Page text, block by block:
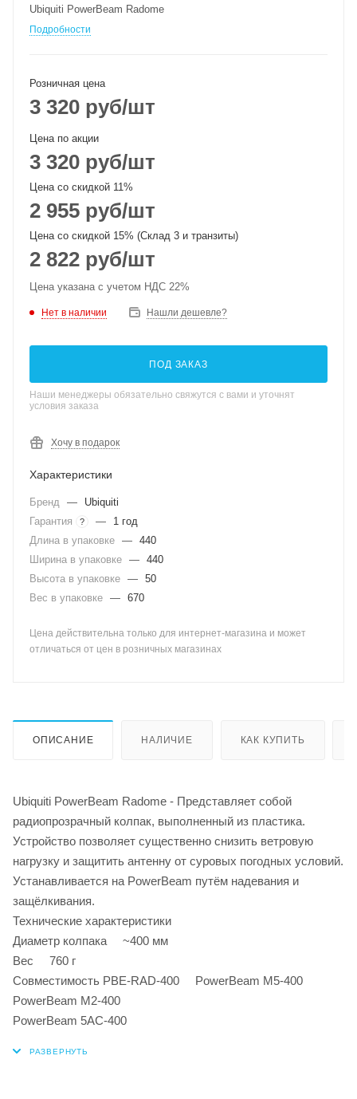
Ubiquiti PowerBeam Radome
Подробности
Розничная цена
3 320 руб/шт
Цена по акции
3 320 руб/шт
Цена со скидкой 11%
2 955 руб/шт
Цена со скидкой 15% (Склад 3 и транзиты)
2 822 руб/шт
Цена указана с учетом НДС 22%
Нет в наличии Нашли дешевле?
ПОД ЗАКАЗ
Наши менеджеры обязательно свяжутся с вами и уточнят
условия заказа
Хочу в подарок
Характеристики
Бренд —
Ubiquiti
Гарантия
? —
1 год
Длина в упаковке — 440
Ширина в упаковке — 440
Высота в упаковке — 50
Вес в упаковке — 670
Цена действительна только для интернет-магазина и может
отличаться от цен в розничных магазинах
ОПИСАНИЕ НАЛИЧИЕ КАК КУПИТЬ
Ubiquiti PowerBeam Radome - Представляет собой
радиопрозрачный колпак, выполненный из пластика.
Устройство позволяет существенно снизить ветровую
нагрузку и защитить антенну от суровых погодных условий.
Устанавливается на PowerBeam путём надевания и
защёлкивания.
Технические характеристики
Диаметр колпака ~400 мм
Вес 760 г
Совместимость PBE-RAD-400 PowerBeam M5-400
PowerBeam M2-400
PowerBeam 5AC-400